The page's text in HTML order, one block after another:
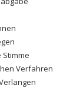
Verfahren